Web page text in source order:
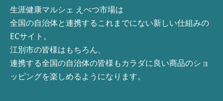
生涯健康マルシェ えべつ市場は
全国の自治体と連携するこれまでにない新しい仕組みの
ECサイト。
江別市の皆様はもちろん、
連携する全国の自治体の皆様もカラダに良い商品のショ
ッピングを楽しめるようになります。